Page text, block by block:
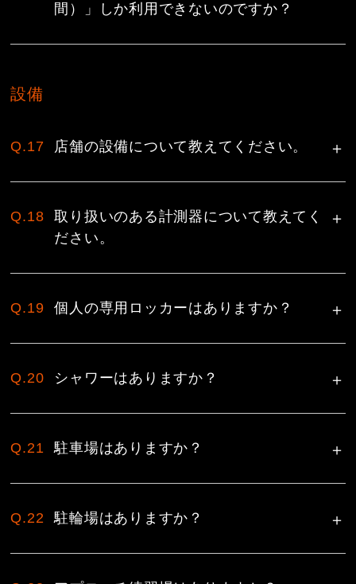
間）」しか利用できないのですか？
設備
Q.17 店舗の設備について教えてください。
Q.18
取り扱いのある計測器について教えてく
ださい。
Q.19 個人の専用ロッカーはありますか？
Q.20 シャワーはありますか？
Q.21 駐車場はありますか？
Q.22 駐輪場はありますか？